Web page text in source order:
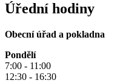
Úřední hodiny
Obecní úřad a pokladna
Pondělí
7:00 - 11:00
12:30 - 16:30